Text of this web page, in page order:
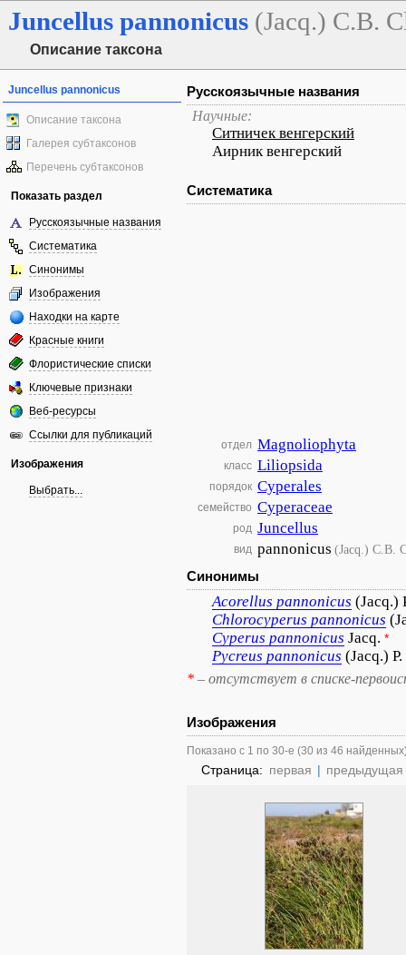
Juncellus pannonicus (Jacq.) C.B.
Описание таксона
Juncellus pannonicus
Описание таксона
Галерея субтаксонов
Перечень субтаксонов
Показать раздел
Русскоязычные названия
Систематика
Синонимы
Изображения
Находки на карте
Красные книги
Флористические списки
Ключевые признаки
Веб-ресурсы
Ссылки для публикаций
Изображения
Выбрать...
Русскоязычные названия
Научные:
Ситничек венгерский
Аирник венгерский
Систематика
отдел Magnoliophyta
класс Liliopsida
порядок Cyperales
семейство Cyperaceae
род Juncellus
вид pannonicus (Jacq.) C.B.
Синонимы
Acorellus pannonicus (Jacq.)
Chlorocyperus pannonicus
Cyperus pannonicus Jacq. *
Pycreus pannonicus (Jacq.)
* – отсутствует в списке-
Изображения
Показано с 1 по 30-е (30 из 46
Страница: первая | предыдущая